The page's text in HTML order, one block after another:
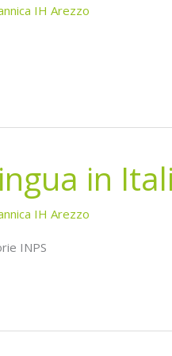
IH Arezzo
in
IH Arezzo
INPS